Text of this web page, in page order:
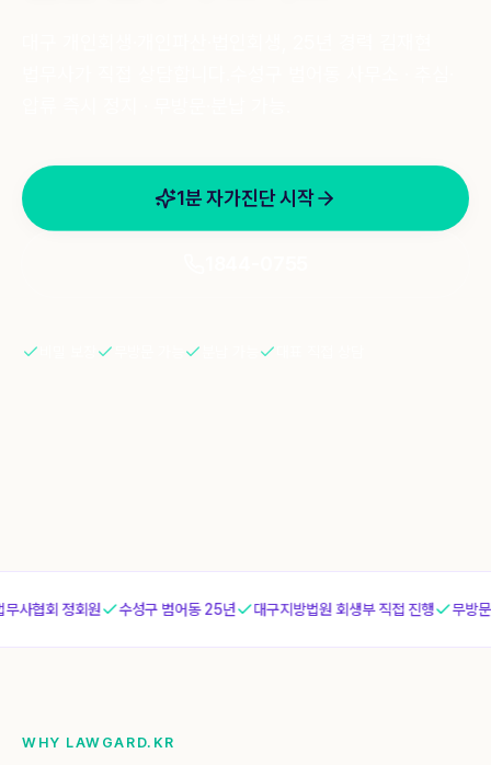
1분 자가진단 시작
사협회 정회원 수성구 범어동 25년 대구지방법원 회생부 직접 진행 무방문
WHY LAWGARD.KR